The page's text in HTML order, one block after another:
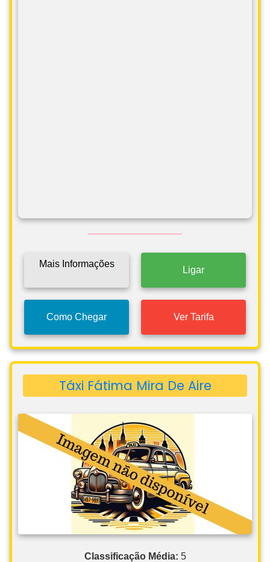
Mais Informações
Ligar
Como Chegar Ver Tarifa
Táxi Fátima Mira De Aire
Classificação Média: 5